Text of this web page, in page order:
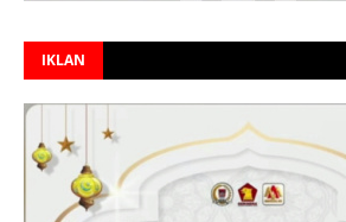
IKLAN